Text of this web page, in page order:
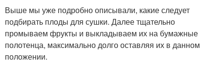
Выше мы уже подробно описывали, какие следует
подбирать плоды для сушки. Далее тщательно
промываем фрукты и выкладываем их на бумажные
полотенца, максимально долго оставляя их в данном
положении.